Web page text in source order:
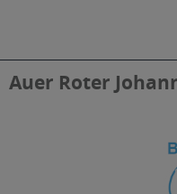
Auer Roter